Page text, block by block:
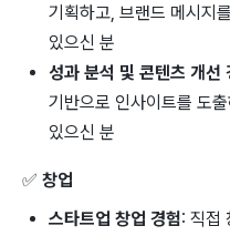
기획하고, 브랜드 메시지
있으신 분
성과 분석 및 콘텐츠 개선
기반으로 인사이트를 도
있으신 분
✅ 창업
스타트업 창업 경험: 직접